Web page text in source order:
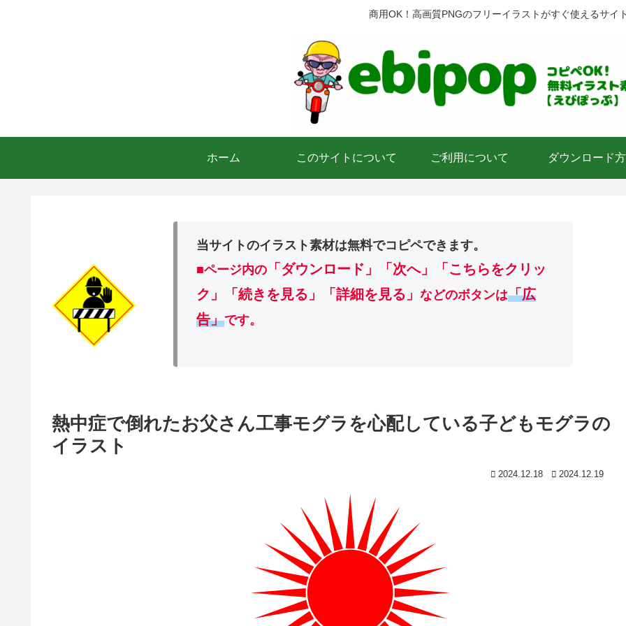
商用OK！高画質PNGのフリーイラストがすぐ使えるサイ
ホーム このサイトについて ご利用について ダウンロード
当サイトのイラスト素材は無料でコピペできます。
■ページ内の 「ダウンロード」
「次へ」「こちらをクリッ
ク」「続きを見る」「詳細を見る」などのボタンは「広
告」です。
熱中症で倒れたお父さん工事モグラを心配している子どもモグラの
イラスト
2024.12.18 2024.12.19